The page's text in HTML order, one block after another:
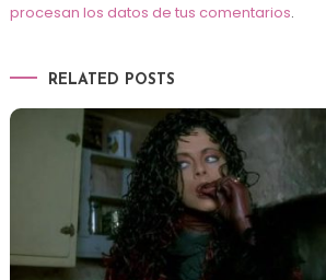
procesan los datos de tus comentarios.
RELATED POSTS